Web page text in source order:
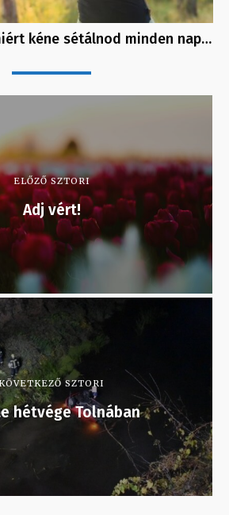
kéne sétálnod minden nap…
ELŐZŐ SZTORI
Adj vért!
SZTORI
hétvége Tolnában